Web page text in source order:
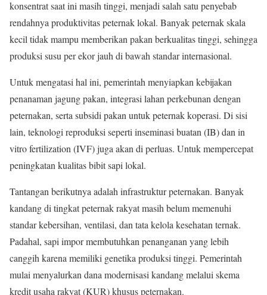
konsentrat saat ini masih tinggi, menjadi salah satu penyebab
rendahnya produktivitas peternak lokal. Banyak peternak skala
kecil tidak mampu memberikan pakan berkualitas tinggi, sehingga
produksi susu per ekor jauh di bawah standar internasional.
Untuk mengatasi hal ini, pemerintah menyiapkan kebijakan
penanaman jagung pakan, integrasi lahan perkebunan dengan
peternakan, serta subsidi pakan untuk peternak koperasi. Di sisi
lain, teknologi reproduksi seperti inseminasi buatan (IB) dan in
vitro fertilization (IVF) juga akan di perluas. Untuk mempercepat
peningkatan kualitas bibit sapi lokal.
Tantangan berikutnya adalah infrastruktur peternakan. Banyak
kandang di tingkat peternak rakyat masih belum memenuhi
standar kebersihan, ventilasi, dan tata kelola kesehatan ternak.
Padahal, sapi impor membutuhkan penanganan yang lebih
canggih karena memiliki genetika produksi tinggi. Pemerintah
mulai menyalurkan dana modernisasi kandang melalui skema
kredit usaha rakyat (KUR) khusus peternakan.